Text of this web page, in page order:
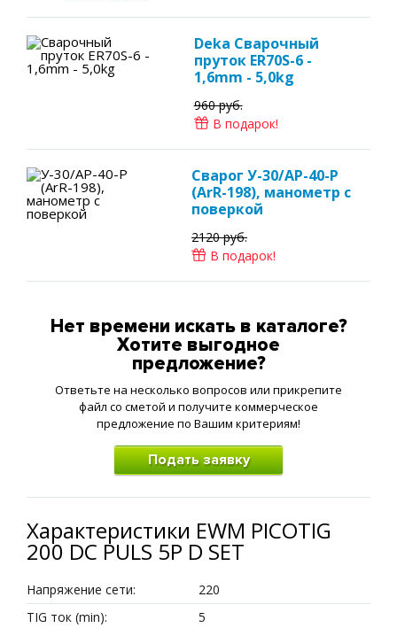
Deka Сварочный
пруток ER70S-6 -
1,6mm - 5,0kg
960 руб.
В подарок!
Сварог У-30/АР-40-Р
(ArR-198), манометр с
поверкой
2120 руб.
В подарок!
Нет времени искать в каталоге?
Хотите выгодное
предложение?
Ответьте на несколько вопросов или прикрепите
файл со сметой и получите коммерческое
предложение по Вашим критериям!
Подать заявку
Характеристики EWM PICOTIG
200 DC PULS 5P D SET
Напряжение сети:
220
TIG ток (min):
5